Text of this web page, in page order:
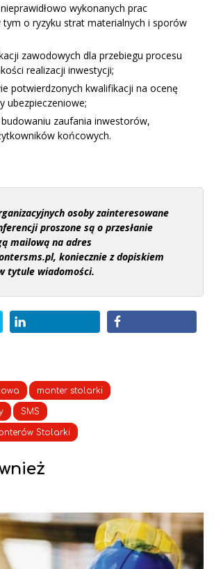
wykonanych prac
o ryzyku strat materialnych i sporów
zawodowych dla przebiegu procesu
realizacji inwestycji;
potwierdzonych kwalifikacji na ocenę
ubezpieczeniowe;
zaufania inwestorów,
końcowych.
osoby zainteresowane
proszone są o przesłanie
mailową na adres
koniecznie z dopiskiem
tytule wiadomości.
monter stolarki
SMS
Stolarki